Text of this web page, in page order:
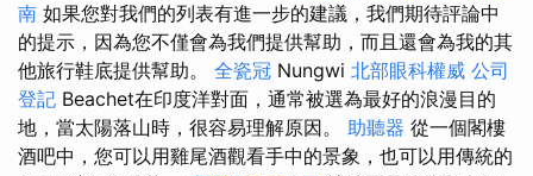
南 如果您對我們的列表有進一步的建議，我們期待評論中
的提示，因為您不僅會為我們提供幫助，而且還會為我的其
他旅行鞋底提供幫助。 全瓷冠 Nungwi 北部眼科權威 公司
登記 Beachet在印度洋對面，通常被選為最好的浪漫目的
地，當太陽落山時，很容易理解原因。 助聽器 從一個閣樓
酒吧中，您可以用雞尾酒觀看手中的景象，也可以用傳統的